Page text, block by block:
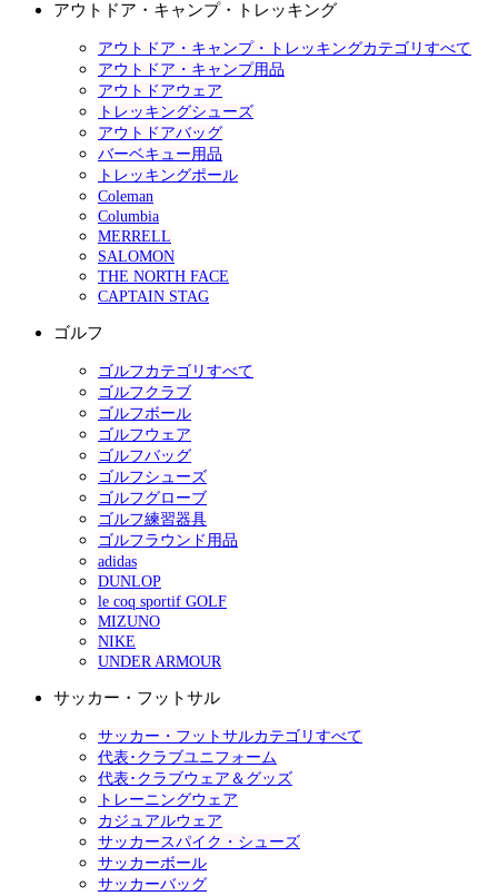
アウトドア・キャンプ・トレッキング
アウトドア・キャンプ・トレッキングカテゴリすべて
アウトドア・キャンプ用品
アウトドアウェア
トレッキングシューズ
アウトドアバッグ
バーベキュー用品
トレッキングポール
Coleman
Columbia
MERRELL
SALOMON
THE NORTH FACE
CAPTAIN STAG
ゴルフ
ゴルフカテゴリすべて
ゴルフクラブ
ゴルフボール
ゴルフウェア
ゴルフバッグ
ゴルフシューズ
ゴルフグローブ
ゴルフ練習器具
ゴルフラウンド用品
adidas
DUNLOP
le coq sportif GOLF
MIZUNO
NIKE
UNDER ARMOUR
サッカー・フットサル
サッカー・フットサルカテゴリすべて
代表･クラブユニフォーム
代表･クラブウェア＆グッズ
トレーニングウェア
カジュアルウェア
サッカースパイク・シューズ
サッカーボール
サッカーバッグ